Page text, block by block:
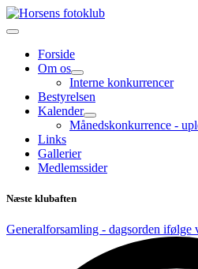
Forside
Om os
Interne konkurrencer
Bestyrelsen
Kalender
Månedskonkurrence -
Links
Gallerier
Medlemssider
Næste klubaften
Generalforsamling - dagsorden ifølge